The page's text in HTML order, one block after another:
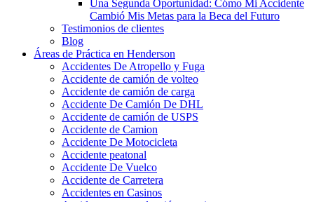
Una Segunda Oportunidad: Cómo Mi Accidente
Cambió Mis Metas para la Beca del Futuro
Testimonios de clientes
Blog
Áreas de Práctica en Henderson
Accidentes De Atropello y Fuga
Accidente de camión de volteo
Accidente de camión de carga
Accidente De Camión De DHL
Accidente de camión de USPS
Accidente de Camion
Accidente De Motocicleta
Accidente peatonal
Accidente De Vuelco
Accidente de Carretera
Accidentes en Casinos